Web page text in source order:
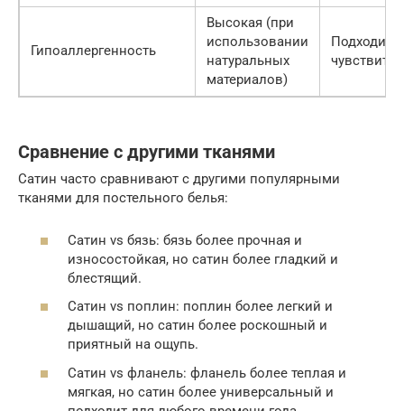
Гипоаллергенность
Высокая (при
использовании
натуральных
материалов)
Подходит
Сравнение с другими тканями
Сатин часто сравнивают с другими популярными
тканями для постельного белья:
Сатин vs бязь: бязь более прочная и
износостойкая, но сатин более гладкий и
блестящий.
Сатин vs поплин: поплин более легкий и
дышащий, но сатин более роскошный и
приятный на ощупь.
Сатин vs фланель: фланель более теплая и
мягкая, но сатин более универсальный и